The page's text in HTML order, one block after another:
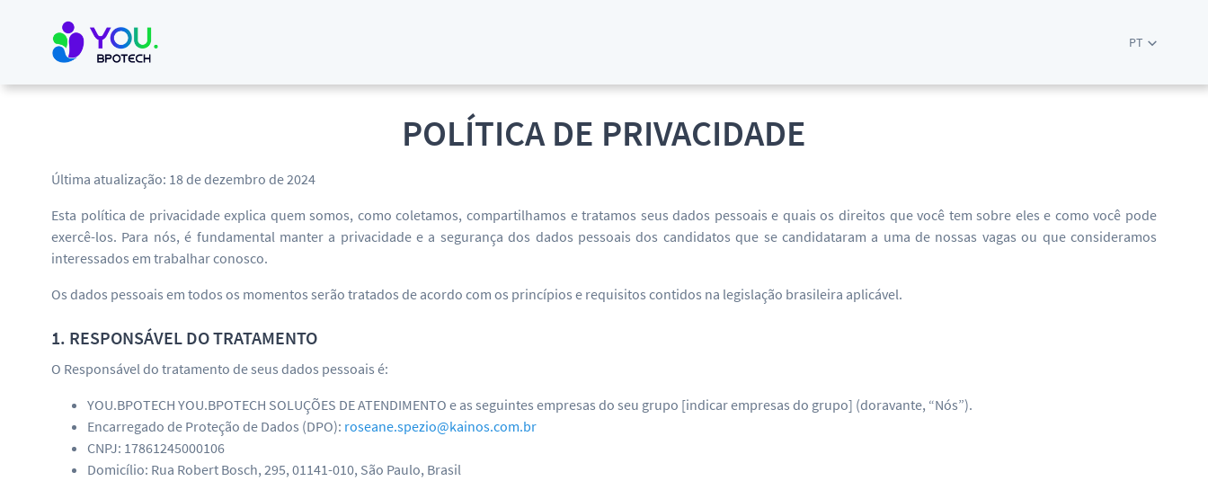
PT
POLÍTICA DE PRIVACIDADE
Última atualização: 18 de dezembro de 2024
Esta política de privacidade explica quem somos, como coletamos, compartilhamos e tratamos seus dados pessoais e quais os direitos que você tem sobre eles e como você pode
exercê-los. Para nós, é fundamental manter a privacidade e a segurança dos dados pessoais dos candidatos que se candidataram a uma de nossas vagas ou que consideramos
interessados em trabalhar conosco.
Os dados pessoais em todos os momentos serão tratados de acordo com os princípios e requisitos contidos na legislação brasileira aplicável.
1. RESPONSÁVEL DO TRATAMENTO
O Responsável do tratamento de seus dados pessoais é:
YOU.BPOTECH YOU.BPOTECH SOLUÇÕES DE ATENDIMENTO e as seguintes empresas do seu grupo [indicar empresas do grupo] (doravante, “Nós”).
Encarregado de Proteção de Dados (DPO): roseane.spezio@kainos.com.br
CNPJ: 17861245000106
Domicílio: Rua Robert Bosch, 295, 01141-010, São Paulo, Brasil